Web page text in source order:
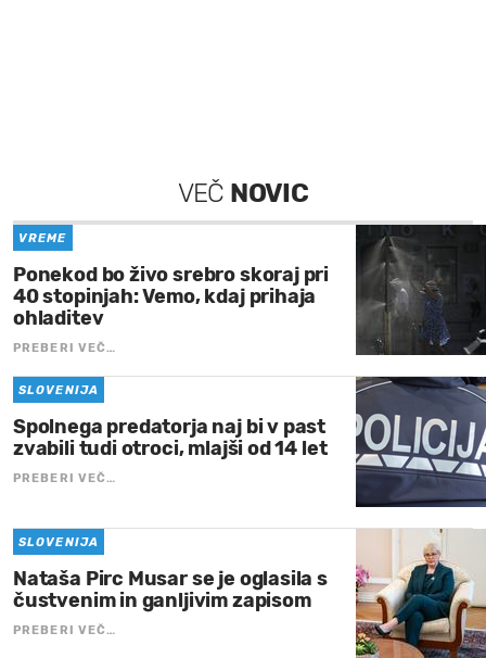
VEČ NOVIC
VREME
Ponekod bo živo srebro skoraj pri
40 stopinjah: Vemo, kdaj prihaja
ohladitev
PREBERI VEČ…
SLOVENIJA
Spolnega predatorja naj bi v past
zvabili tudi otroci, mlajši od 14 let
PREBERI VEČ…
SLOVENIJA
Nataša Pirc Musar se je oglasila s
čustvenim in ganljivim zapisom
PREBERI VEČ…